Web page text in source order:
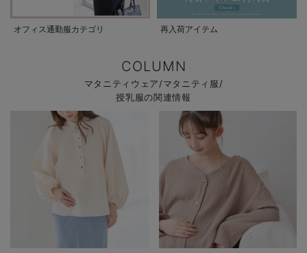
オフィス通勤服カテゴリ 再入荷アイテム
COLUMN
マタニティウェア/マタニティ服/
授乳服の関連情報